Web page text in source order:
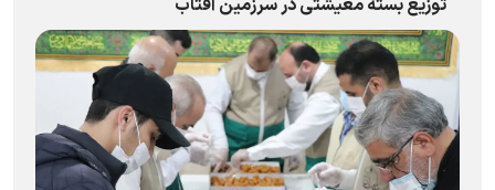
توزیع بسته معیشتی در سرزمین آفتاب